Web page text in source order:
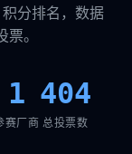
分排名，数据
。
1
赛厂商
404
总投票数